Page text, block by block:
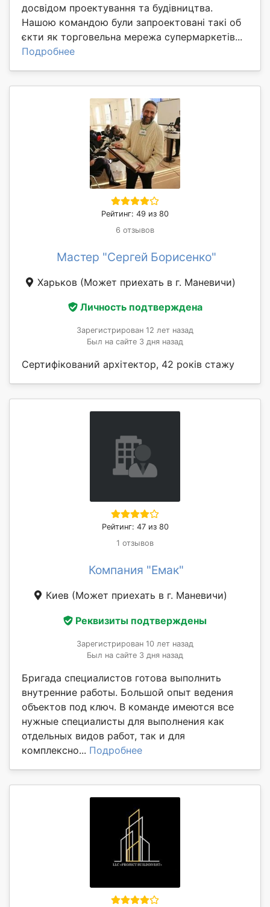
досвідом проектування та будівництва.
Нашою командою були запроектовані такі об
єкти як торговельна мережа супермаркетів...
Подробнее
Рейтинг: 49 из 80
6 отзывов
Мастер "Сергей Борисенко"
Харьков (Может приехать в г. Маневичи)
Личность подтверждена
Зарегистрирован 12 лет назад
Был на сайте 3 дня назад
Сертифікований архітектор, 42 років стажу
Рейтинг: 47 из 80
1 отзывов
Компания "Емак"
Киев (Может приехать в г. Маневичи)
Реквизиты подтверждены
Зарегистрирован 10 лет назад
Был на сайте 3 дня назад
Бригада специалистов готова выполнить
внутренние работы. Большой опыт ведения
объектов под ключ. В команде имеются все
нужные специалисты для выполнения как
отдельных видов работ, так и для
комплексно... Подробнее